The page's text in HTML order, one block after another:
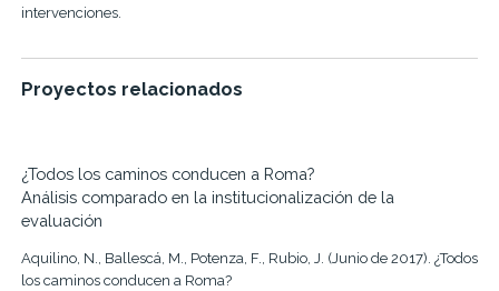
intervenciones.
Proyectos relacionados
¿Todos los caminos conducen a Roma?
Análisis comparado en la institucionalización de la
evaluación
Aquilino, N., Ballescá, M., Potenza, F., Rubio, J. (Junio de 2017). ¿Todos
los caminos conducen a Roma?